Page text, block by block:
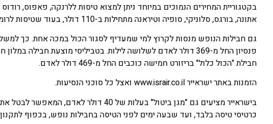
אתונה, בורגס, סלוניקי, סופיה וטיראנה מתחילות ב-110 דולר, בעוד שטיסות לרומא ולנאפולי מוצעות החל מ-140 דולר לכיוון.
חבילת "הכול כלול" בריזורט חמישה כוכבים החל מ-469 דולר לאדם.
הזמנות באתר ישראייר www.israir.co.il ואצל כל סוכני הנסיעות.
בישראייר מציעים גם "מגן ביטול" בעלות של
כרטיסי טיסה בלבד, ועד שבעה ימים לפני הטיסה בחבילות נופש, בכפוף